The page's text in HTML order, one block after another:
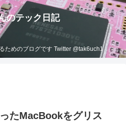
のテック日記
ためのブログです Twitter @tak6uch1
たMacBookをグリス